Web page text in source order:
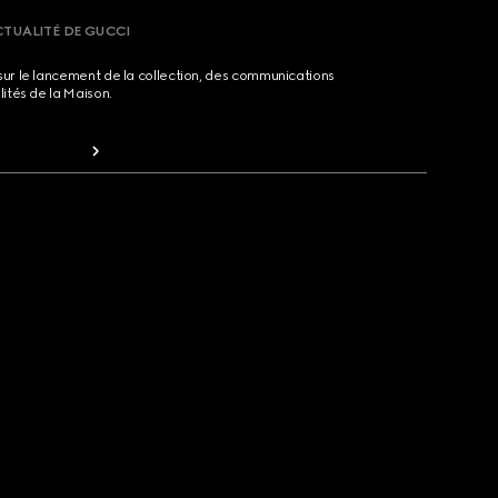
DE GUCCI
le lancement de la collection, des communications
de la Maison.